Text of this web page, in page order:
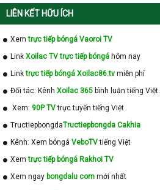
LIÊN KẾT HỮU ÍCH
Xemtrực tiếp bóngá Vaoroi TV
Link Xoilac TV trực tiếp bóngá hôm nay
Linktrực tiếp bóngá Xoilac86.tv miễn phí
Đối tác: Kênh Xoilac 365 bình luận tiếng Việt.
Xem: 90P TVtrực tuyến tiếng Việt
TructiepbongdaTructiepbongda Cakhia
Kênh: Xem bóngá VeboTVtiếng Việt
Xemtrực tiếp bóngá Rakhoi TV
Xem ngay bongdalu com mới nhất